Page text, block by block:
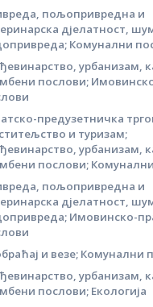
пољопривредна и
дјелатност,
Комунални
урбанизам,
послови;
предузетничка
и туризам;
урбанизам,
послови;
пољопривредна и
дјелатност,
Имовинско-
и везе; Комунални
урбанизам,
послови; Екологија